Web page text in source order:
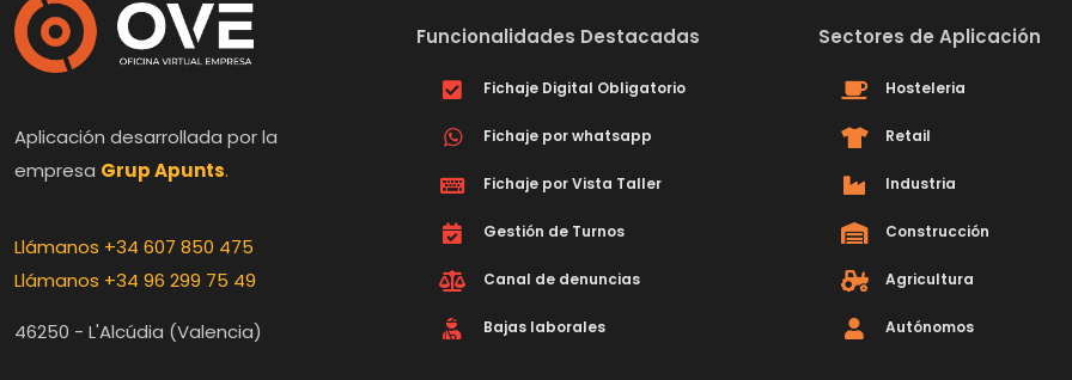
Aplicación desarrollada por la
empresa Grup Apunts.
Llámanos +34 607 850 475
Llámanos +34 96 299 75 49
46250 - L'Alcúdia (Valencia)
Funcionalidades Destacadas
Fichaje Digital Obligatorio
Fichaje por whatsapp
Fichaje por Vista Taller
Gestión de Turnos
Canal de denuncias
Bajas laborales
Sectores de Aplicación
Hosteleria
Retail
Industria
Construcción
Agricultura
Autónomos